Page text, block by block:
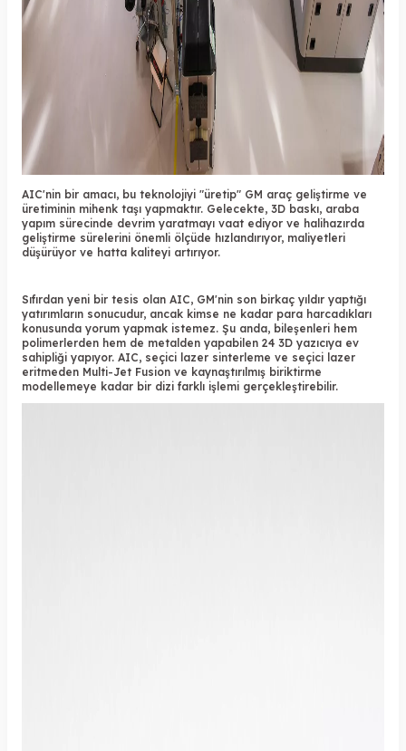
AIC'nin bir amacı, bu teknolojiyi "üretip" GM araç geliştirme ve
üretiminin mihenk taşı yapmaktır. Gelecekte, 3D baskı, araba
yapım sürecinde devrim yaratmayı vaat ediyor ve halihazırda
geliştirme sürelerini önemli ölçüde hızlandırıyor, maliyetleri
düşürüyor ve hatta kaliteyi artırıyor.
Sıfırdan yeni bir tesis olan AIC, GM'nin son birkaç yıldır yaptığı
yatırımların sonucudur, ancak kimse ne kadar para harcadıkları
konusunda yorum yapmak istemez. Şu anda, bileşenleri hem
polimerlerden hem de metalden yapabilen 24 3D yazıcıya ev
sahipliği yapıyor. AIC, seçici lazer sinterleme ve seçici lazer
eritmeden Multi-Jet Fusion ve kaynaştırılmış biriktirme
modellemeye kadar bir dizi farklı işlemi gerçekleştirebilir.